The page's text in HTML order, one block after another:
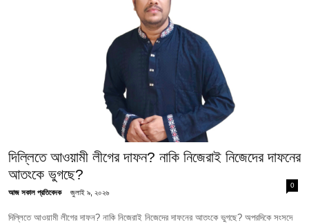
দিল্লিতে আওয়ামী লীগের দাফন? নাকি নিজেরাই নিজেদের দাফনের
আতংকে ভুগছে?
আজ সকাল প্রতিবেদক জুলাই ৯, ২০২৬
0
দিল্লিতে আওয়ামী লীগের দাফন? নাকি নিজেরাই নিজেদের দাফনের আতংকে ভুগছে? অপরদিকে সংসদে